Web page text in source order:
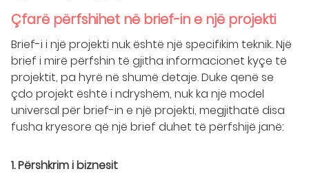
Çfarë përfshihet në brief-in e një projekti
Brief-i i një projekti nuk është një specifikim teknik. Një
brief i mirë përfshin të gjitha informacionet kyçe të
projektit, pa hyrë në shumë detaje. Duke qenë se
çdo projekt është i ndryshëm, nuk ka një model
universal për brief-in e një projekti, megjithatë disa
fusha kryesore që një brief duhet të përfshijë janë:
1. Përshkrim i biznesit